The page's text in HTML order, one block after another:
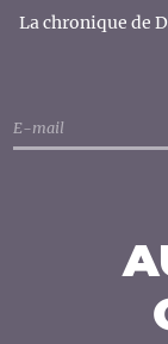
La chronique de